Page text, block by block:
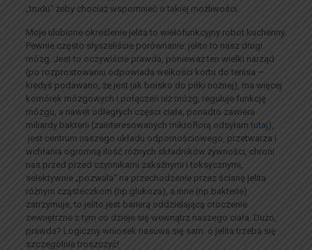
„trudu” żeby chociaż wspomnieć o takiej możliwości.
Moje ulubione określenie jelita to wielofunkcyjny robot kuchenny.
Pewnie często słyszeliście porównanie: jelito to nasz drugi
mózg. Jest to oczywiście prawda, ponieważ ten wielki narząd
(po rozprostowaniu odpowiada welkości kortu do tenisa –
kiedyś podawano, że jest jak boisko do piłki nożnej), ma więcej
komórek mózgowych i połączeń niż mózg, reguluje funkcję
mózgu, a nawet odległych części ciała, ponadto zawiera
miliardy bakterii (zainteresowanych mikroflorą odsyłamtutaj),
jest centrum naszego układu odpornościowego, przetwarza i
wchłania ogromną ilość różnych składników żywności, chroni
nas przed przed czynnikami zakaźnymi i toksycznymi,
selektywnie „pozwala” na przechodzenie przez ścianę jelita
różnym cząsteczkom (np.glukoza), a inne (np.bakterie)
zatrzymuje, to jelito jest barierą oddzielającą otoczenie
zewnętrzne z tym co dzieje się wewnątrz naszego ciała. Dużo,
prawda? Logiczny wniosek nasuwa się sam: o jelita trzeba się
szczególnie troszczyć!